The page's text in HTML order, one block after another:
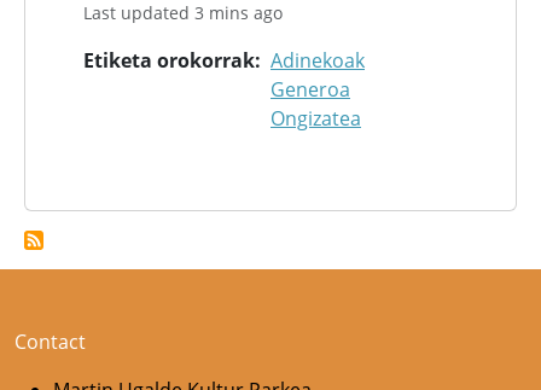
Last updated 3 mins ago
Etiketa orokorrak Adinekoak
Generoa
Ongizatea
Contact